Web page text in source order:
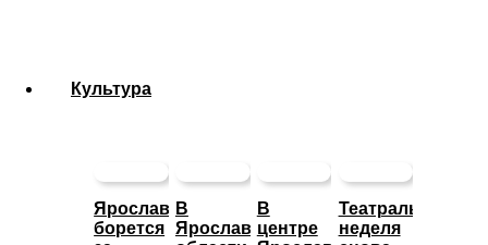
Культура
Ярославль
борется
В
Ярославской
В
центре
Театральная
неделя